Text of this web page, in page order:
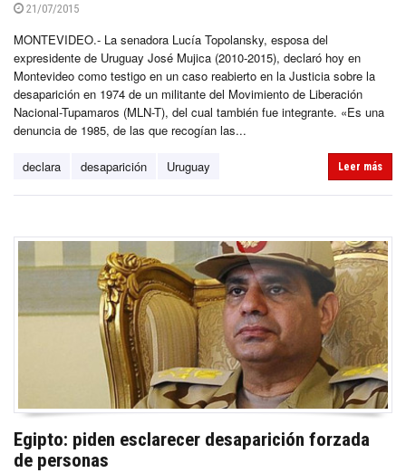
21/07/2015
MONTEVIDEO.- La senadora Lucía Topolansky, esposa del
expresidente de Uruguay José Mujica (2010-2015), declaró hoy en
Montevideo como testigo en un caso reabierto en la Justicia sobre la
desaparición en 1974 de un militante del Movimiento de Liberación
Nacional-Tupamaros (MLN-T), del cual también fue integrante. «Es una
denuncia de 1985, de las que recogían las...
declara desaparición Uruguay Leer más
Egipto: piden esclarecer desaparición forzada
de personas